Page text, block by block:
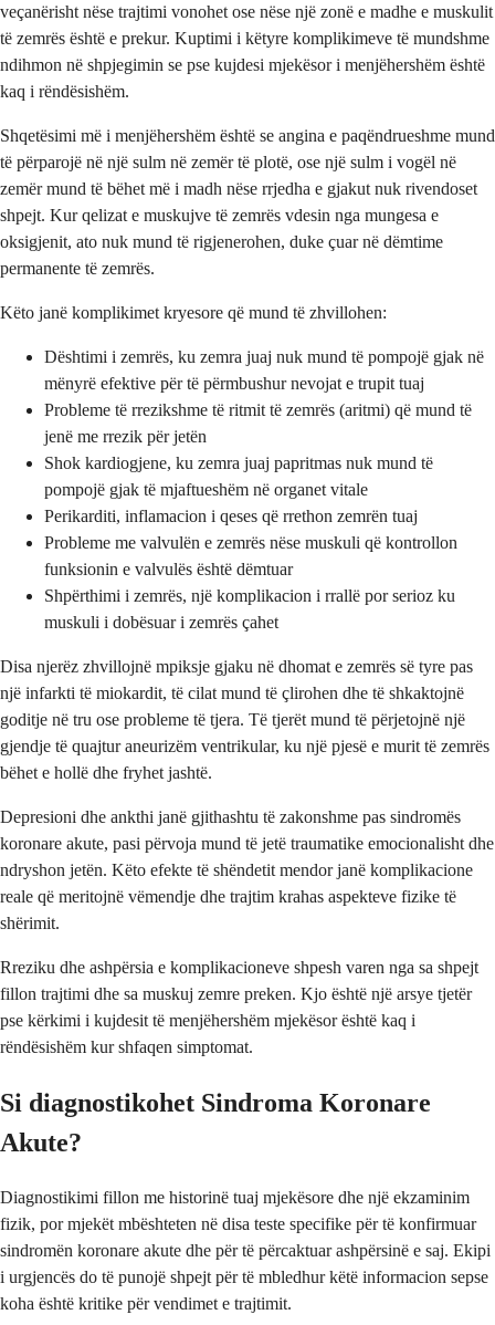
veçanërisht nëse trajtimi vonohet ose nëse një zonë e madhe e muskulit
të zemrës është e prekur. Kuptimi i këtyre komplikimeve të mundshme
ndihmon në shpjegimin se pse kujdesi mjekësor i menjëhershëm është
kaq i rëndësishëm.
Shqetësimi më i menjëhershëm është se angina e paqëndrueshme mund
të përparojë në një sulm në zemër të plotë, ose një sulm i vogël në
zemër mund të bëhet më i madh nëse rrjedha e gjakut nuk rivendoset
shpejt. Kur qelizat e muskujve të zemrës vdesin nga mungesa e
oksigjenit, ato nuk mund të rigjenerohen, duke çuar në dëmtime
permanente të zemrës.
Këto janë komplikimet kryesore që mund të zhvillohen:
Dështimi i zemrës, ku zemra juaj nuk mund të pompojë gjak në
mënyrë efektive për të përmbushur nevojat e trupit tuaj
Probleme të rrezikshme të ritmit të zemrës (aritmi) që mund të
jenë me rrezik për jetën
Shok kardiogjene, ku zemra juaj papritmas nuk mund të
pompojë gjak të mjaftueshëm në organet vitale
Perikarditi, inflamacion i qeses që rrethon zemrën tuaj
Probleme me valvulën e zemrës nëse muskuli që kontrollon
funksionin e valvulës është dëmtuar
Shpërthimi i zemrës, një komplikacion i rrallë por serioz ku
muskuli i dobësuar i zemrës çahet
Disa njerëz zhvillojnë mpiksje gjaku në dhomat e zemrës së tyre pas
një infarkti të miokardit, të cilat mund të çlirohen dhe të shkaktojnë
goditje në tru ose probleme të tjera. Të tjerët mund të përjetojnë një
gjendje të quajtur aneurizëm ventrikular, ku një pjesë e murit të zemrës
bëhet e hollë dhe fryhet jashtë.
Depresioni dhe ankthi janë gjithashtu të zakonshme pas sindromës
koronare akute, pasi përvoja mund të jetë traumatike emocionalisht dhe
ndryshon jetën. Këto efekte të shëndetit mendor janë komplikacione
reale që meritojnë vëmendje dhe trajtim krahas aspekteve fizike të
shërimit.
Rreziku dhe ashpërsia e komplikacioneve shpesh varen nga sa shpejt
fillon trajtimi dhe sa muskuj zemre preken. Kjo është një arsye tjetër
pse kërkimi i kujdesit të menjëhershëm mjekësor është kaq i
rëndësishëm kur shfaqen simptomat.
Si diagnostikohet Sindroma Koronare
Akute?
Diagnostikimi fillon me historinë tuaj mjekësore dhe një ekzaminim
fizik, por mjekët mbështeten në disa teste specifike për të konfirmuar
sindromën koronare akute dhe për të përcaktuar ashpërsinë e saj. Ekipi
i urgjencës do të punojë shpejt për të mbledhur këtë informacion sepse
koha është kritike për vendimet e trajtimit.